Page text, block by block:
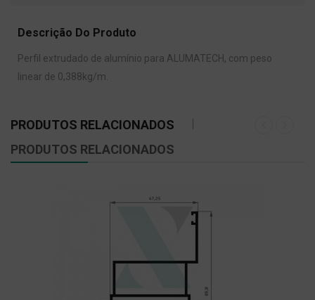
Descrição Do Produto
Perfil extrudado de alumínio para ALUMATECH, com peso
linear de 0,388kg/m.
PRODUTOS RELACIONADOS
PRODUTOS RELACIONADOS